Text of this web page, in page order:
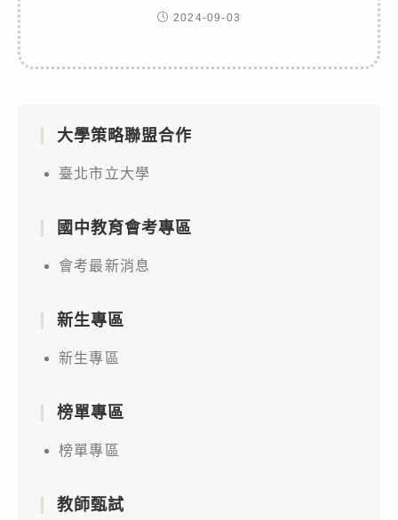
2024-09-03
大學策略聯盟合作
臺北市立大學
國中教育會考專區
會考最新消息
新生專區
新生專區
榜單專區
榜單專區
教師甄試